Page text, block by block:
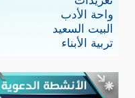
واحة الأدب
البيت السعيد
تربية الأبناء